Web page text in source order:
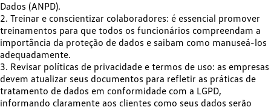
Dados (ANPD).​
2. Treinar e conscientizar colaboradores: é essencial promover
treinamentos para que todos os funcionários compreendam a
importância da proteção de dados e saibam como manuseá-los
adequadamente.​
3. Revisar políticas de privacidade e termos de uso: as empresas
devem atualizar seus documentos para refletir as práticas de
tratamento de dados em conformidade com a LGPD,
informando claramente aos clientes como seus dados serão